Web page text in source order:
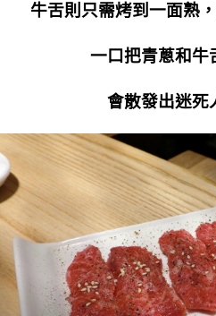
牛舌則只需烤到一面熟
一口把青蔥和牛
會散發出迷死